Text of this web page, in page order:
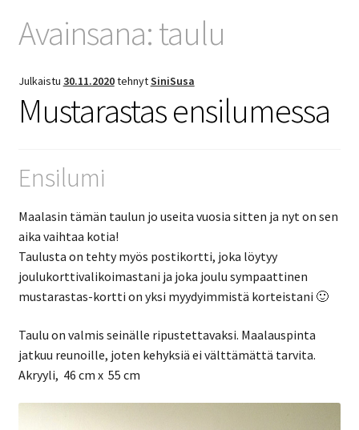
Avainsana:taulu
Julkaistu 30.11.2020tehnytSiniSusa
Mustarastas ensilumessa
Ensilumi
Maalasin tämän taulun jo useita vuosia sitten ja nyt on sen
aika vaihtaa kotia!
Taulusta on tehty myös postikortti, joka löytyy
joulukorttivalikoimastani ja joka joulu sympaattinen
mustarastas-kortti on yksi myydyimmistä korteistani 🙂
Taulu on valmis seinälle ripustettavaksi. Maalauspinta
jatkuu reunoille, joten kehyksiä ei välttämättä tarvita.
Akryyli, 46 cm x 55 cm